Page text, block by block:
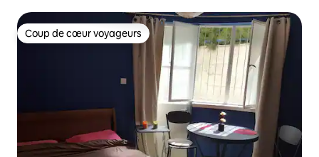
Coup de cœur voyageurs
Coup de cœur voyageurs